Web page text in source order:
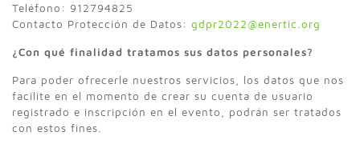
Teléfono: 912794825
Contacto Protección de Datos: gdpr2022@enertic.org
¿Con qué finalidad tratamos sus datos personales?
Para poder ofrecerle nuestros servicios, los datos que nos
facilite en el momento de crear su cuenta de usuario
registrado e inscripción en el evento, podrán ser tratados
con estos fines.